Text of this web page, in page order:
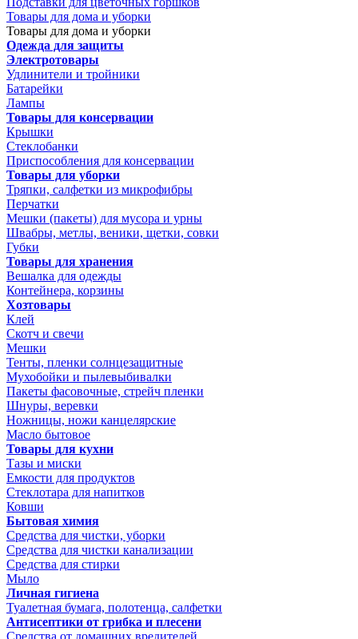
Товары для дома и уборки
Товары для дома и уборки
Одежда для защиты
Электротовары
Удлинители и тройники
Батарейки
Лампы
Товары для консервации
Крышки
Стеклобанки
Приспособления для консервации
Товары для уборки
Тряпки, салфетки из микрофибры
Перчатки
Мешки (пакеты) для мусора и урны
Швабры, метлы, веники, щетки, совки
Губки
Товары для хранения
Вешалка для одежды
Контейнера, корзины
Хозтовары
Клей
Скотч и свечи
Мешки
Тенты, пленки солнцезащитные
Мухобойки и пылевыбивалки
Пакеты фасовочные, стрейч пленки
Шнуры, веревки
Ножницы, ножи канцелярские
Масло бытовое
Товары для кухни
Тазы и миски
Емкости для продуктов
Стеклотара для напитков
Ковши
Бытовая химия
Средства для чистки, уборки
Средства для чистки канализации
Средства для стирки
Мыло
Личная гигиена
Туалетная бумага, полотенца, салфетки
Антисептики от грибка и плесени
Средства от домашних вредителей